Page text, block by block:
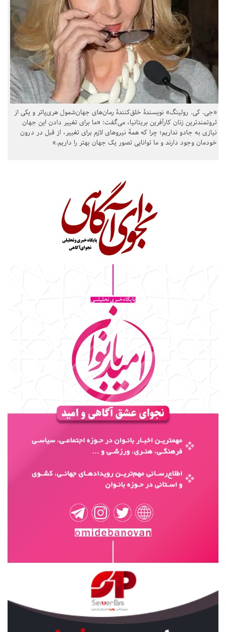
«جی. کی. رولینگ» نویسندهٔ خلق‌کنندهٔ رمان‌های جهان‌شمول هری‌پاتر و یکی از
ثروتمندترین زنان کارآفرین بریتانیا، می‌گفت: «ما برای تغییر دادن این جهان
نیازی به جادو نداریم؛ چرا که همهٔ نیروهای لازم برای تغییر، از قبل در درون
خودمان وجود دارند و ما توانایی تصور یک جهان بهتر را داریم.»